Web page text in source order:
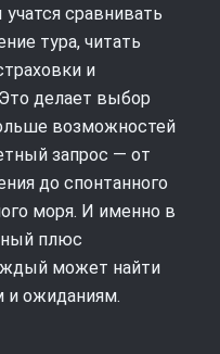
сравнивать
тура, читать
и
делает выбор
возможностей
запрос — от
до спонтанного
моря. И именно в
плюс
может найти
и ожиданиям.